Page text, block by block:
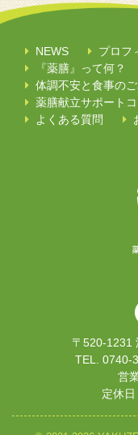
NEWS
プロフ
『薬膳』って何？
体調不安と食事の
薬膳献立サポート
よくある質問
〒520-1231
TEL. 0740-
営
定休